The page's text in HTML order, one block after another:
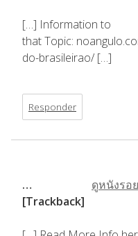
[…] Information to
that Topic:
do-brasileirao/ […]
Responder
ดูหนังรอ
…
[Trackback]